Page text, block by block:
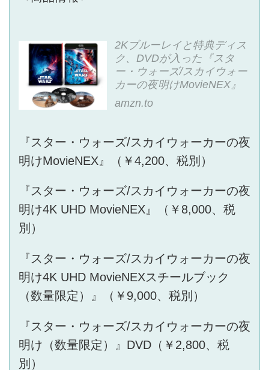
2Kブルーレイと特典ディス
ク、DVDが入った『スタ
ー・ウォーズ/スカイウォー
カーの夜明けMovieNEX』
amzn.to
『スター・ウォーズ/スカイウォーカーの夜
明けMovieNEX』（￥4,200、税別）
『スター・ウォーズ/スカイウォーカーの夜
明け4K UHD MovieNEX』（￥8,000、税
別）
『スター・ウォーズ/スカイウォーカーの夜
明け4K UHD MovieNEXスチールブック
（数量限定）』（￥9,000、税別）
『スター・ウォーズ/スカイウォーカーの夜
明け（数量限定）』DVD（￥2,800、税
別）